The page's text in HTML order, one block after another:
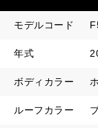
モデルコード
年式
ボディカラー
ルーフカラー